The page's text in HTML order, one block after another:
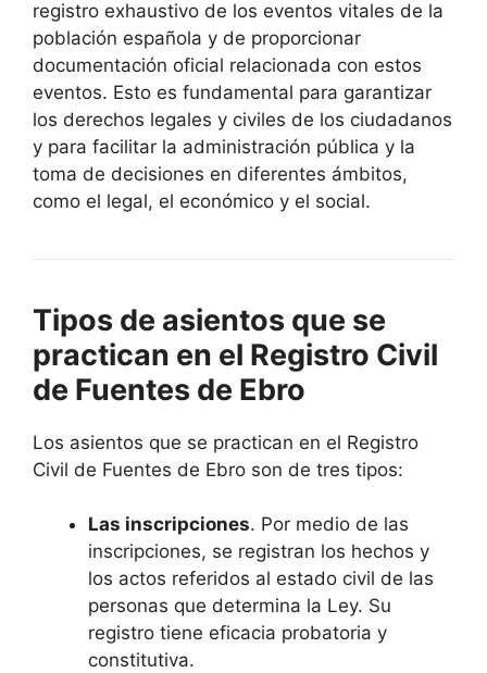
registro exhaustivo de los eventos vitales de la
población española y de proporcionar
documentación oficial relacionada con estos
eventos. Esto es fundamental para garantizar
los derechos legales y civiles de los ciudadanos
y para facilitar la administración pública y la
toma de decisiones en diferentes ámbitos,
como el legal, el económico y el social.
Tipos de asientos que se
practican en el Registro Civil
de Fuentes de Ebro
Los asientos que se practican en el Registro
Civil de Fuentes de Ebro son de tres tipos:
Las inscripciones. Por medio de las
inscripciones, se registran los hechos y
los actos referidos al estado civil de las
personas que determina la Ley. Su
registro tiene eficacia probatoria y
constitutiva.